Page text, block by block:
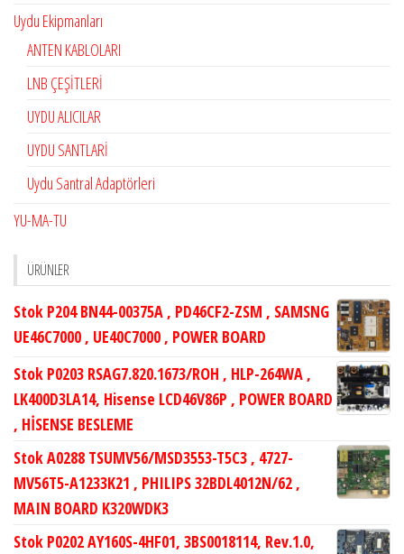
Uydu Ekipmanları
ANTEN KABLOLARI
LNB ÇEŞİTLERİ
UYDU ALICILAR
UYDU SANTLARİ
Uydu Santral Adaptörleri
YU-MA-TU
ÜRÜNLER
Stok P204 BN44-00375A , PD46CF2-ZSM , SAMSNG
UE46C7000 , UE40C7000 , POWER BOARD
Stok P0203 RSAG7.820.1673/ROH , HLP-264WA ,
LK400D3LA14, Hisense LCD46V86P , POWER BOARD
, HİSENSE BESLEME
Stok A0288 TSUMV56/MSD3553-T5C3 , 4727-
MV56T5-A1233K21 , PHILIPS 32BDL4012N/62 ,
MAIN BOARD K320WDK3
Stok P0202 AY160S-4HF01, 3BS0018114, Rev.1.0,